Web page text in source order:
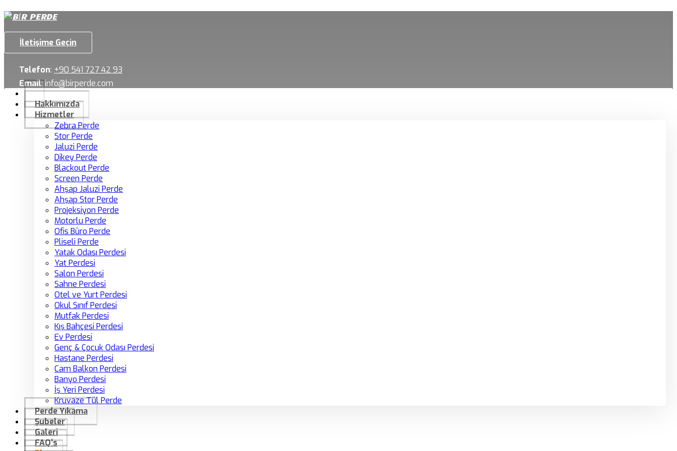
İletişime Geçin
Telefon: +90 541 727 42 93
Email:info@birperde.com
Hakkımızda
Hizmetler
Zebra Perde
Stor Perde
Jaluzi Perde
Dikey Perde
Blackout Perde
Screen Perde
Ahşap Jaluzi Perde
Ahşap Stor Perde
Projeksiyon Perde
Motorlu Perde
Ofis Büro Perde
Pliseli Perde
Yatak Odası Perdesi
Yat Perdesi
Salon Perdesi
Sahne Perdesi
Otel ve Yurt Perdesi
Okul Sınıf Perdesi
Mutfak Perdesi
Kış Bahçesi Perdesi
Ev Perdesi
Genç & Çocuk Odası Perdesi
Hastane Perdesi
Cam Balkon Perdesi
Banyo Perdesi
İş Yeri Perdesi
Kruvaze Tül Perde
Perde Yıkama
Şubeler
Galeri
FAQ’s